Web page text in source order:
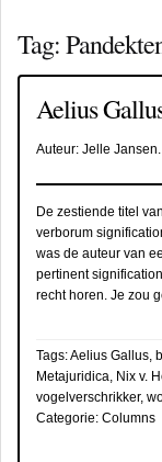
Tag:
Aelius
Auteur: Jelle Jansen
De zestiende titel
verborum
was de auteur van
pertinent
recht horen. Je zou
Tags:Aelius Gallus,
Metajuridica, Nix v.
vogelverschrikker,
Categorie: Columns